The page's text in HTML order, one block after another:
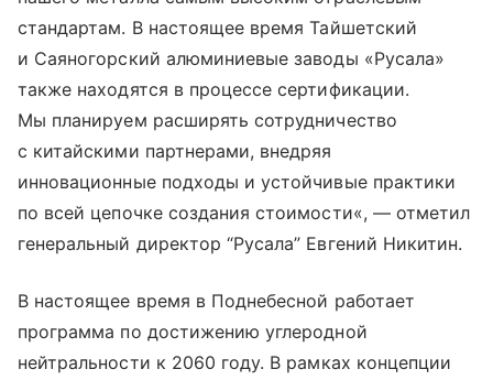
стандартам. В настоящее время Тайшетский
и Саяногорский алюминиевые заводы «Русала»
также находятся в процессе сертификации.
Мы планируем расширять сотрудничество
с китайскими партнерами, внедряя
инновационные подходы и устойчивые практики
по всей цепочке создания стоимости«, — отметил
генеральный директор “Русала” Евгений Никитин.
В настоящее время в Поднебесной работает
программа по достижению углеродной
нейтральности к 2060 году. В рамках концепции